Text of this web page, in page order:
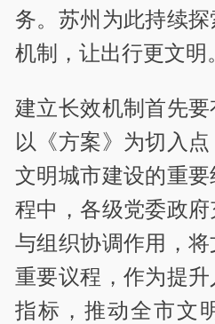
务。苏州为此持续
机制，让出行更文明
建立长效机制首先
以《方案》为切入
文明城市建设的重
程中，各级党委政
与组织协调作用，
重要议程，作为提
指标，推动全市文